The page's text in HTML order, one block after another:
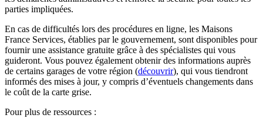
parties impliquées.
En cas de difficultés lors des procédures en ligne, les Maisons
France Services, établies par le gouvernement, sont disponibles pour
fournir une assistance gratuite grâce à des spécialistes qui vous
guideront. Vous pouvez également obtenir des informations auprès
de certains garages de votre région (découvrir), qui vous tiendront
informés des mises à jour, y compris d’éventuels changements dans
le coût de la carte grise.
Pour plus de ressources :